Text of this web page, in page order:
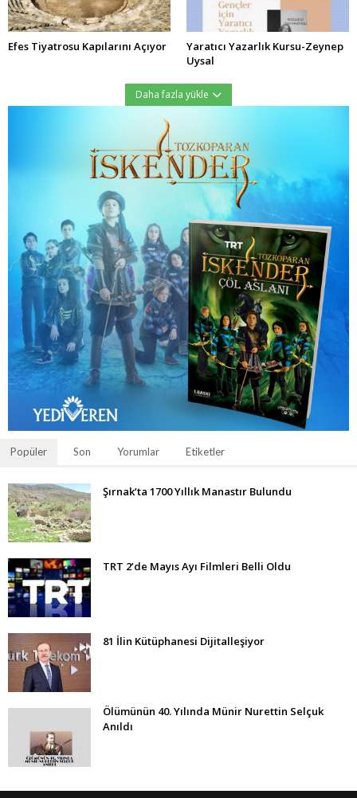
Efes Tiyatrosu Kapılarını Açıyor
Yaratıcı Yazarlık Kursu-Zeynep
Uysal
Daha fazla yükle
Popüler Son Yorumlar Etiketler
Şırnak’ta 1700 Yıllık Manastır Bulundu
TRT 2’de Mayıs Ayı Filmleri Belli Oldu
81 İlin Kütüphanesi Dijitalleşiyor
Ölümünün 40. Yılında Münir Nurettin Selçuk
Anıldı